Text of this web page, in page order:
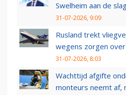
Swelheim aan de
31-07-2026, 9:09
Rusland trekt
wegens zorgen
31-07-2026, 8:03
Wachttijd afgifte
monteurs neemt af,